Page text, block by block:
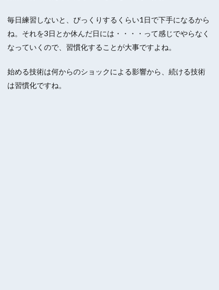
毎日練習しないと、びっくりするくらい1日で下手になるから
ね。それを3日とか休んだ日には・・・・って感じでやらなく
なっていくので、習慣化することが大事ですよね。
始める技術は何からのショックによる影響から、続ける技術
は習慣化ですね。